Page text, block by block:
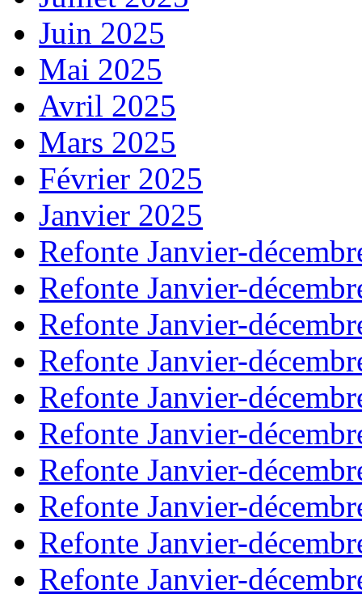
Juin 2025
Mai 2025
Avril 2025
Mars 2025
Février 2025
Janvier 2025
Refonte Janvier-
Refonte Janvier-
Refonte Janvier-
Refonte Janvier-
Refonte Janvier-
Refonte Janvier-
Refonte Janvier-
Refonte Janvier-
Refonte Janvier-
Refonte Janvier-